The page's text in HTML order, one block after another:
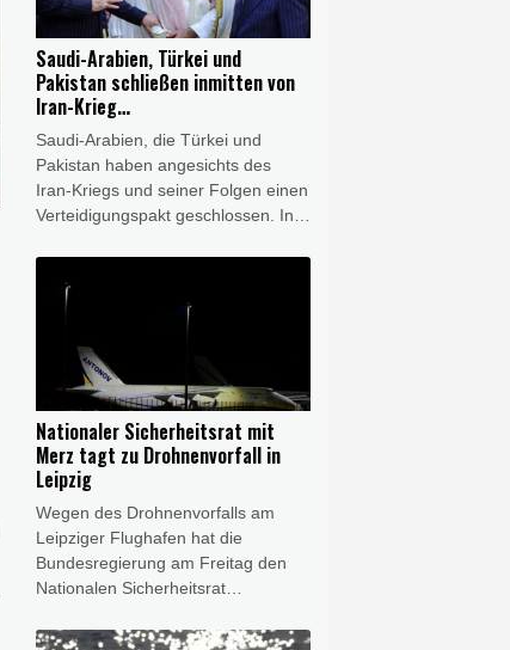
unten. Insgesamt waren im Juli 6,9
Millionen Menschen in den USA
arbeitslos.
Saudi-Arabien, Türkei und
Pakistan schließen inmitten von
Iran-Krieg
Verteidigungsabkommen
Saudi-Arabien, die Türkei und
Pakistan haben angesichts des
Iran-Kriegs und seiner Folgen einen
Verteidigungspakt geschlossen. In
gaben die drei Länder am Freitag
die Unterzeichnung des
"Gemeinsamen
Mekka" bekannt. Das pakistanische
Außenministerium erklärte, mit dem
Pakt werde ein Angriff auf ein
Mitglied als Angriff auf alle
angesehen. Das Abkommen ist
demnach "darauf ausgerichtet, die
kollektive Abschreckung zu
stärken".
Nationaler Sicherheitsrat mit
Merz tagt zu Drohnenvorfall in
Leipzig
Wegen des Drohnenvorfalls am
Leipziger Flughafen hat die
Bundesregierung am Freitag den
Nationalen Sicherheitsrat
unter Vorsitz von Bundeskanzler